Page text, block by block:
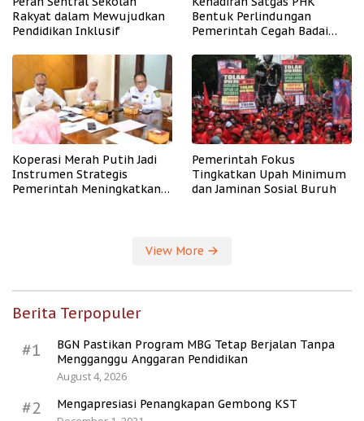
Rakyat dalam Mewujudkan
Pendidikan Inklusif
Bentuk Perlindungan
Pemerintah Cegah Badai
Koperasi Merah Putih Jadi
Instrumen Strategis
Pemerintah Meningkatkan
Pemerintah Fokus
Tingkatkan Upah Minimum
dan Jaminan Sosial Buruh
View More
Berita Terpopuler
#1
BGN Pastikan Program MBG Tetap Berjalan Tanpa
Mengganggu Anggaran Pendidikan
August 4, 2026
#2
Mengapresiasi Penangkapan Gembong KST